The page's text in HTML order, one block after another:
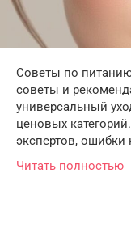
Советы по
советы и
универсальный
ценовых
экспертов, ошибки
Читать полностью